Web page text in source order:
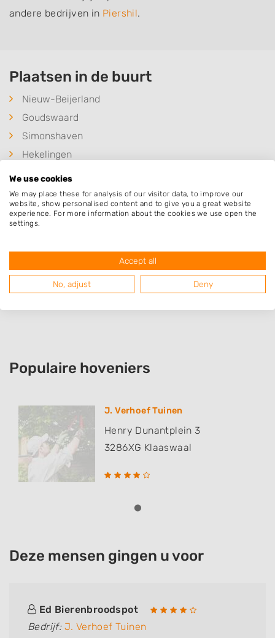
andere bedrijven in Piershil.
Plaatsen in de buurt
Nieuw-Beijerland
Goudswaard
Simonshaven
Hekelingen
Zuidland
Zuid-Beijerland
Spijkenisse
Oud-Beijerland
Populaire hoveniers
J. Verhoef Tuinen
Henry Dunantplein 3
3286XG Klaaswaal
Deze mensen gingen u voor
Ed Bierenbroodspot
Bedrijf: J. Verhoef Tuinen
We use cookies
We may place these for analysis of our visitor data, to improve our
website, show personalised content and to give you a great website
experience. For more information about the cookies we use open the
settings.
Accept all
No, adjust Deny